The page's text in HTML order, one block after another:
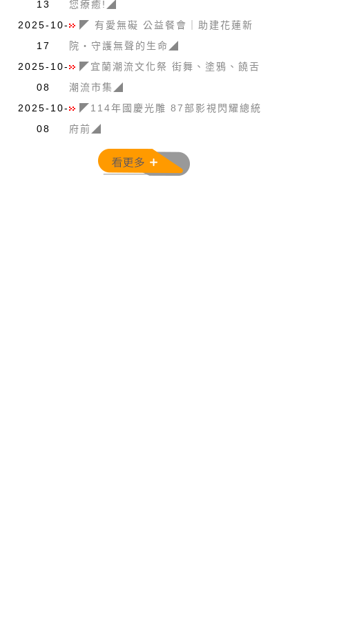
13
您療癒!◢
2025-10-
17
◤ 有愛無礙 公益餐會｜助建花蓮新
院・守護無聲的生命◢
2025-10-
08
◤宜蘭潮流文化祭 街舞、塗鴉、饒舌
潮流市集◢
2025-10-
08
◤114年國慶光雕 87部影視閃耀總統
府前◢